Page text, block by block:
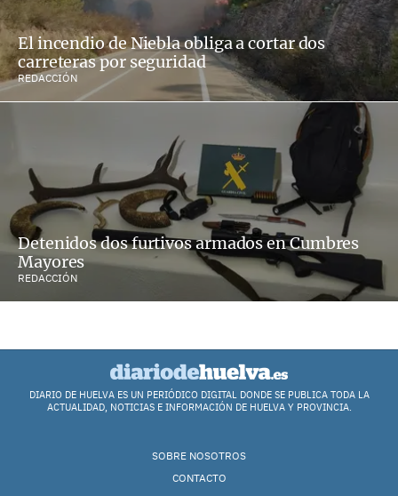
El incendio de Niebla obliga a cortar dos
carreteras por seguridad
REDACCIÓN
Detenidos dos furtivos armados en Cumbres
Mayores
REDACCIÓN
DIARIO DE HUELVA ES UN PERIÓDICO DIGITAL DONDE SE PUBLICA TODA LA
ACTUALIDAD, NOTICIAS E INFORMACIÓN DE HUELVA Y PROVINCIA.
SOBRE NOSOTROS
CONTACTO